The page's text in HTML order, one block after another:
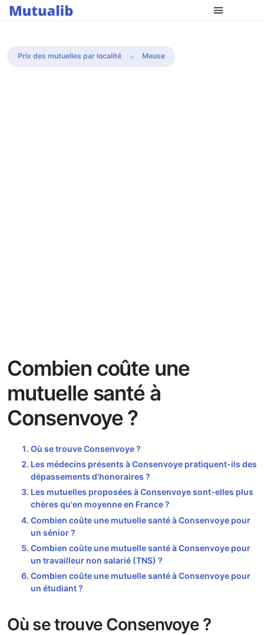
Comparer les mutuelles
Prix des mutuelles par localité Meuse
Combien coûte une
mutuelle santé à
Consenvoye ?
Où se trouve Consenvoye ?
Les médecins présents à Consenvoye pratiquent-ils des
dépassements d'honoraires ?
Les mutuelles proposées à Consenvoye sont-elles plus
chères qu'en moyenne en France ?
Combien coûte une mutuelle santé à Consenvoye pour
un sénior ?
Combien coûte une mutuelle santé à Consenvoye pour
un travailleur non salarié (TNS) ?
Combien coûte une mutuelle santé à Consenvoye pour
un étudiant ?
Où se trouve Consenvoye ?